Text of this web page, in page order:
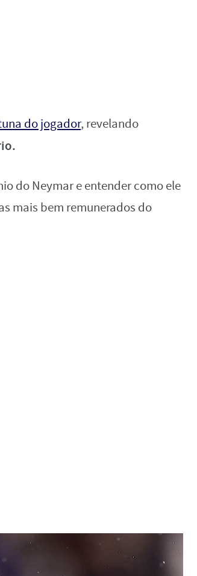
do jogador, revelando
do Neymar e entender como ele
mais bem remunerados do